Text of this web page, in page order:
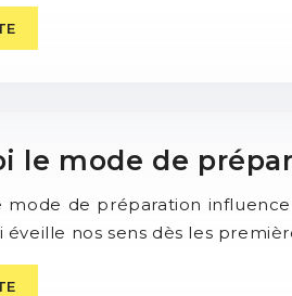
le mode de
mode de préparation
nos sens dès les